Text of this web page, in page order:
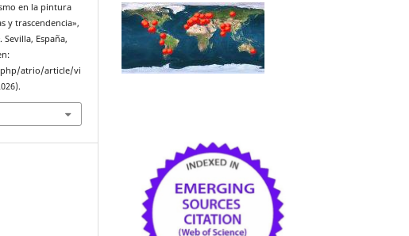
en la pintura
y trascendencia»,
. Sevilla, España,
atrio/article/vi